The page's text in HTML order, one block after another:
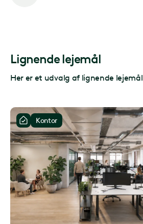
Lignende lejemål
Her er et udvalg af lignende lejemål
Kontor